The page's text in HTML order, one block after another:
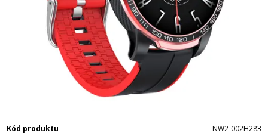
Kód produktu NW2-002H283